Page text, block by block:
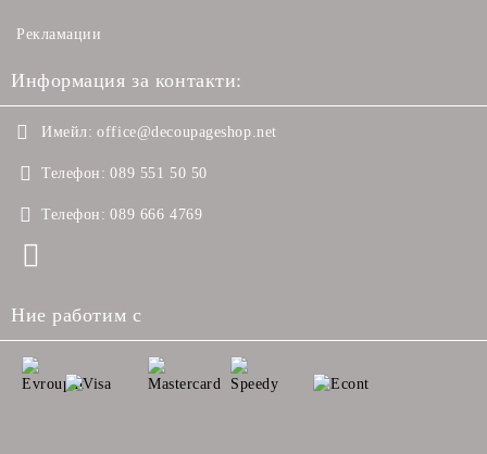
Рекламации
Информация за контакти:
Имейл: office@decoupageshop.net
Телефон: 089 551 50 50
Телефон: 089 666 4769
Ние работим с